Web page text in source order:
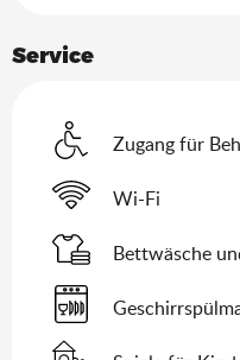
Service
Zugang für
Wi-Fi
Bettwäsche